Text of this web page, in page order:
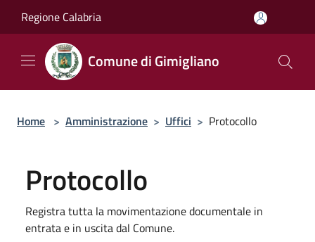
Regione Calabria
Comune di Gimigliano
Home > Amministrazione > Uffici > Protocollo
Protocollo
Registra tutta la movimentazione documentale in
entrata e in uscita dal Comune.